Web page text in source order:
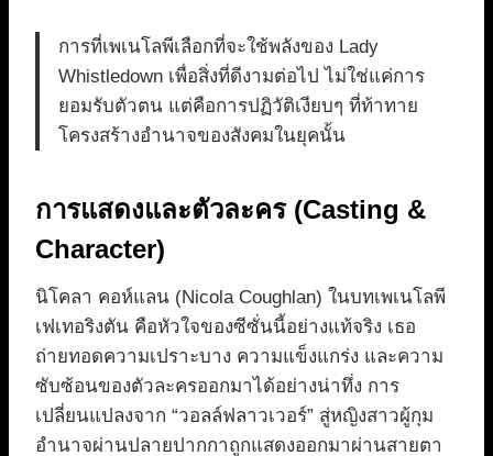
การที่เพเนโลพีเลือกที่จะใช้พลังของ Lady
Whistledown เพื่อสิ่งที่ดีงามต่อไป ไม่ใช่แค่การ
ยอมรับตัวตน แต่คือการปฏิวัติเงียบๆ ที่ท้าทาย
โครงสร้างอำนาจของสังคมในยุคนั้น
การแสดงและตัวละคร (Casting &
Character)
นิโคลา คอห์แลน (Nicola Coughlan) ในบทเพเนโลพี
เฟเทอริงตัน คือหัวใจของซีซั่นนี้อย่างแท้จริง เธอ
ถ่ายทอดความเปราะบาง ความแข็งแกร่ง และความ
ซับซ้อนของตัวละครออกมาได้อย่างน่าทึ่ง การ
เปลี่ยนแปลงจาก “วอลล์ฟลาวเวอร์” สู่หญิงสาวผู้กุม
อำนาจผ่านปลายปากกาถูกแสดงออกมาผ่านสายตา